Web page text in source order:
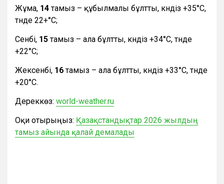
Жұма, 14тамыз – құбылмалы бұлтты, күндіз +35°С,
түнде 22+°С;
Сенбі, 15тамыз – ала бұлтты, күндіз +34°С, түнде
+22°С;
Жексенбі, 16тамыз – ала бұлтты, күндіз +33°С, түнде
+20°С.
Дереккөз: world-weather.ru
Оқи отырыңыз: Қазақстандықтар 2026 жылдың
тамыз айында қалай демалады